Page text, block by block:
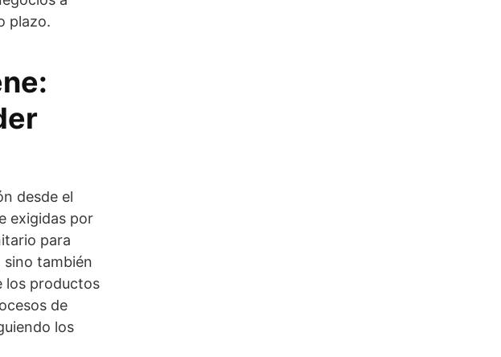
plazo.
desde el
exigidas por
para
sino también
los productos
de
los